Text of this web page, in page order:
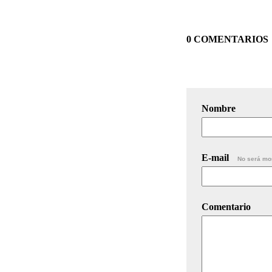
0 COMENTARIOS
Nombre
E-mail No será
Comentario